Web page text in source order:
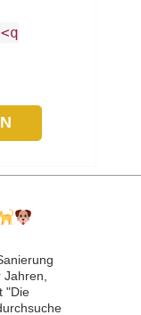
Jahren,
"Die